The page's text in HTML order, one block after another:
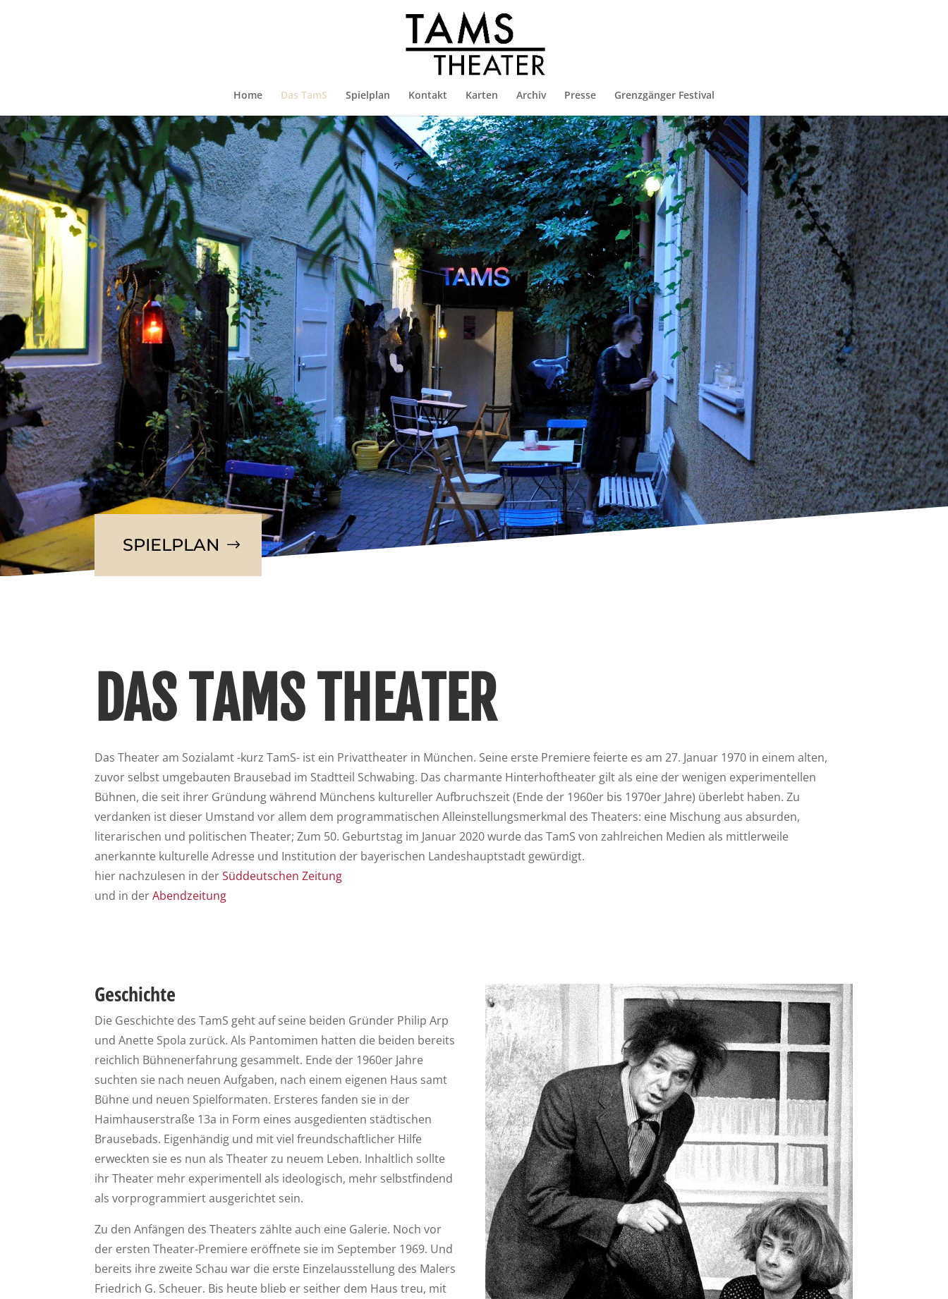
Home Das TamS Spielplan Kontakt Karten Archiv Presse Grenzgänger Festival
SPIELPLAN
DAS TAMS THEATER
Das Theater am Sozialamt -kurz TamS- ist ein Privattheater in München. Seine erste Premiere feierte es am 27. Januar 1970 in einem alten,
zuvor selbst umgebauten Brausebad im Stadtteil Schwabing. Das charmante Hinterhoftheater gilt als eine der wenigen experimentellen
Bühnen, die seit ihrer Gründung während Münchens kultureller Aufbruchszeit (Ende der 1960er bis 1970er Jahre) überlebt haben. Zu
verdanken ist dieser Umstand vor allem dem programmatischen Alleinstellungsmerkmal des Theaters: eine Mischung aus absurden,
literarischen und politischen Theater; Zum 50. Geburtstag im Januar 2020 wurde das TamS von zahlreichen Medien als mittlerweile
anerkannte kulturelle Adresse und Institution der bayerischen Landeshauptstadt gewürdigt.
hier nachzulesen in derSüddeutschen Zeitung
und in derAbendzeitung
Geschichte
Die Geschichte des TamS geht auf seine beiden Gründer Philip Arp
und Anette Spola zurück. Als Pantomimen hatten die beiden bereits
reichlich Bühnenerfahrung gesammelt. Ende der 1960er Jahre
suchten sie nach neuen Aufgaben, nach einem eigenen Haus samt
Bühne und neuen Spielformaten. Ersteres fanden sie in der
Haimhauserstraße 13a in Form eines ausgedienten städtischen
Brausebads. Eigenhändig und mit viel freundschaftlicher Hilfe
erweckten sie es nun als Theater zu neuem Leben. Inhaltlich sollte
ihr Theater mehr experimentell als ideologisch, mehr selbstfindend
als vorprogrammiert ausgerichtet sein.
Zu den Anfängen des Theaters zählte auch eine Galerie. Noch vor
der ersten Theater-Premiere eröffnete sie im September 1969. Und
bereits ihre zweite Schau war die erste Einzelausstellung des Malers
Friedrich G. Scheuer. Bis heute blieb er seither dem Haus treu, mit